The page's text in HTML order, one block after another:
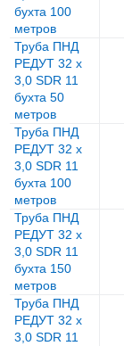
бухта 100
метров
Труба ПНД
РЕДУТ 32 х
3,0 SDR 11
бухта 50
метров
Труба ПНД
РЕДУТ 32 х
3,0 SDR 11
бухта 100
метров
Труба ПНД
РЕДУТ 32 х
3,0 SDR 11
бухта 150
метров
Труба ПНД
РЕДУТ 32 х
3,0 SDR 11